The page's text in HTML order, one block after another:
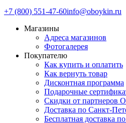
+7 (800) 551-47-60info@oboykin.ru
Магазины
Адреса магазинов
Фотогалерея
Покупателю
Как купить и оплатить
Как вернуть товар
Дисконтная программа
Подарочные
Скидки от партнеров
Доставка по Санкт-
Бесплатная доставка